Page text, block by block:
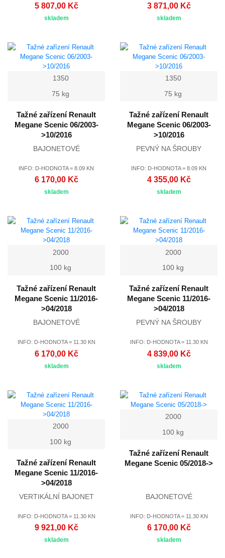
5 807,00 Kč
skladem
3 871,00 Kč
skladem
1350
75 kg
Tažné zařízení Renault
Megane Scenic 06/2003-
>10/2016
BAJONETOVÉ
INFO: D-HODNOTA = 8.09 KN
6 170,00 Kč
skladem
1350
75 kg
Tažné zařízení Renault
Megane Scenic 06/2003-
>10/2016
PEVNÝ NA ŠROUBY
INFO: D-HODNOTA = 8.09 KN
4 355,00 Kč
skladem
2000
100 kg
Tažné zařízení Renault
Megane Scenic 11/2016-
>04/2018
BAJONETOVÉ
INFO: D-HODNOTA = 11.30 KN
6 170,00 Kč
skladem
2000
100 kg
Tažné zařízení Renault
Megane Scenic 11/2016-
>04/2018
PEVNÝ NA ŠROUBY
INFO: D-HODNOTA = 11.30 KN
4 839,00 Kč
skladem
2000
100 kg
Tažné zařízení Renault
Megane Scenic 11/2016-
>04/2018
VERTIKÁLNÍ BAJONET
INFO: D-HODNOTA = 11.30 KN
9 921,00 Kč
skladem
2000
100 kg
Tažné zařízení Renault
Megane Scenic 05/2018->
BAJONETOVÉ
INFO: D-HODNOTA = 11.30 KN
6 170,00 Kč
skladem